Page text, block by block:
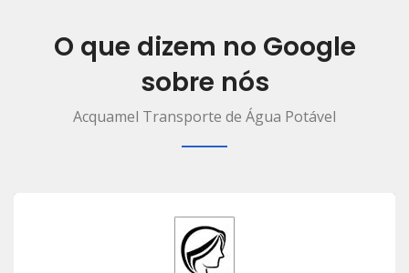
O que dizem no Google
sobre nós
Acquamel Transporte de Água Potável